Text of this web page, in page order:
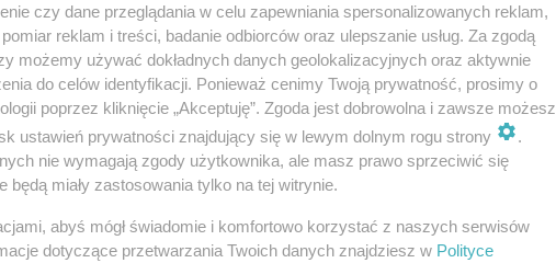
czy dane przeglądania w celu zapewniania spersonalizowanych reklam,
reklam i treści, badanie odbiorców oraz ulepszanie usług. Za zgodą
możemy używać dokładnych danych geolokalizacyjnych oraz aktywnie
do celów identyfikacji. Ponieważ cenimy Twoją prywatność, prosimy o
poprzez kliknięcie „Akceptuję”. Zgoda jest dobrowolna i zawsze możesz
ustawień prywatności znajdujący się w lewym dolnym rogu strony
.
nie wymagają zgody użytkownika, ale masz prawo sprzeciwić się
będą miały zastosowania tylko na tej witrynie.
abyś mógł świadomie i komfortowo korzystać z naszych serwisów
dotyczące przetwarzania Twoich danych znajdziesz w Polityce